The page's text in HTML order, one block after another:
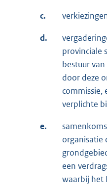
c.
d.
provinciale
bestuur
door deze
commissie,
verplichte
e.
organisatie
een
waarbij het